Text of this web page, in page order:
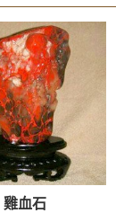
雞血石